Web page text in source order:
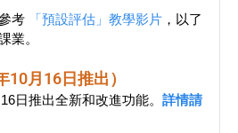
考 「預設評估」教學影片 ，以了
業。
月16日推出）
日推出全新和改進功能。詳情請